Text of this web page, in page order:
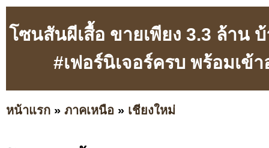
โซนสันผีเสื้อ ขายเพียง 3.3 ล้าน
#เฟอร์นิเจอร์ครบ พร้อมเข้
หน้าแรก » ภาคเหนือ » เชียงใหม่